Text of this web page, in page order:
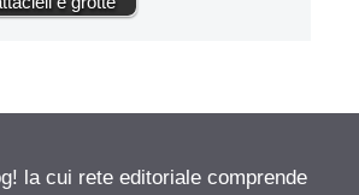
la cui rete editoriale comprende